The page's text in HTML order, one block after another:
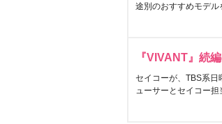
途別のおすすめモデル
『VIVANT』続
セイコーが、TBS系日
ューサーとセイコー担